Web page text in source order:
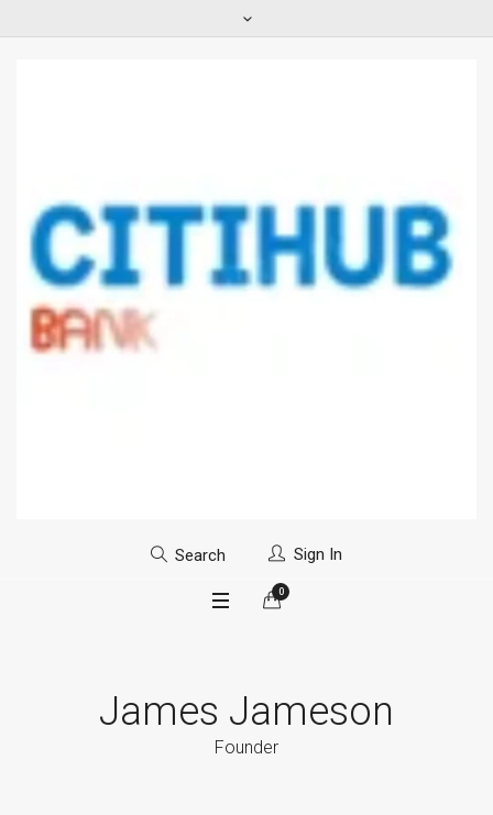
Search Sign In
0
James Jameson
Founder